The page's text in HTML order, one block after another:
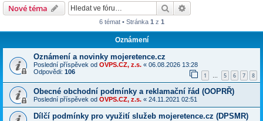
Nové téma Hledat
6 témat • Stránka 1 z 1
Oznámení
Oznámení a novinky mojeretence.cz
Poslední příspěvek od OVPS.CZ, z.s. « 06.08.2026 13:28
Odpovědi: 106 1 … 5 6 7 8
Obecné obchodní podmínky a reklamační řád (OOPRŘ)
Poslední příspěvek od OVPS.CZ, z.s. « 24.11.2021 02:51
Dílčí podmínky pro využití služeb mojeretence.cz (DPSMR)